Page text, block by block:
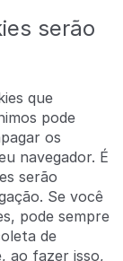
serão
que
pode
os
navegador. É
serão
Se você
pode sempre
de
ao fazer isso,